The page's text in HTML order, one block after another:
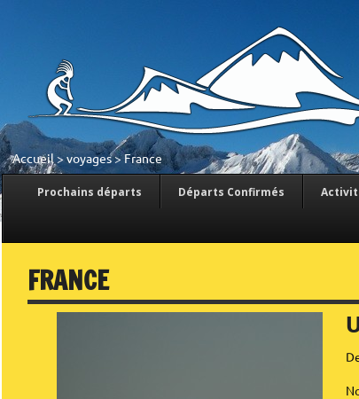
Accueil >voyages>France
Prochains départs Départs Confirmés
FRANCE